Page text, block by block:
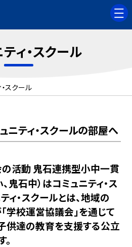
ィ・スクール
スクール
ニティ・スクールの部屋へ
活動 鬼石連携型小中一貫
鬼石中）はコミュニティ・ス
ィ・スクールとは、地域の
学校運営協議会」を通じて
供達の教育を支援する公立